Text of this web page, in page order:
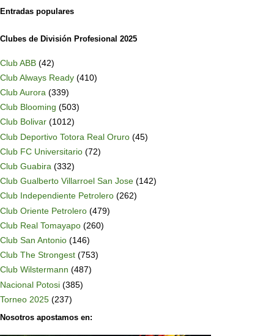
Entradas populares
Clubes de División Profesional 2025
Club ABB (42)
Club Always Ready (410)
Club Aurora (339)
Club Blooming (503)
Club Bolivar (1012)
Club Deportivo Totora Real Oruro (45)
Club FC Universitario (72)
Club Guabira (332)
Club Gualberto Villarroel San Jose (142)
Club Independiente Petrolero (262)
Club Oriente Petrolero (479)
Club Real Tomayapo (260)
Club San Antonio (146)
Club The Strongest (753)
Club Wilstermann (487)
Nacional Potosi (385)
Torneo 2025 (237)
Nosotros apostamos en: